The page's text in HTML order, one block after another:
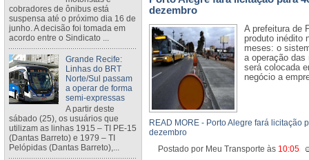
cobradores de ônibus está
suspensa até o próximo dia 16 de
junho. A decisão foi tomada em
acordo entre o Sindicato ...
Grande Recife:
Linhas do BRT
Norte/Sul passam
a operar de forma
semi-expressas
A partir deste
sábado (25), os usuários que
utilizam as linhas 1915 – TI PE-15
(Dantas Barreto) e 1979 – TI
Pelópidas (Dantas Barreto),...
dezembro
A prefeitura de
produto inédito
meses: o
a operação das
será colocada
negócio a
READ MORE - Porto Alegre fará licitação
dezembro
Postado por Meu Transporte às 10:05